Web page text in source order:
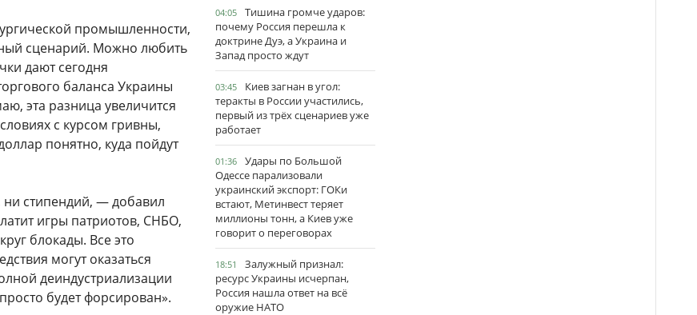
промышленности,
сценарий. Можно любить
дают сегодня
баланса Украины
эта разница увеличится
с курсом гривны,
понятно, куда пойдут
ни стипендий, — добавил
игры патриотов, СНБО,
блокады. Все это
могут оказаться
деиндустриализации
будет форсирован».
04:05
Тишина громче ударов:
почему Россия перешла к
доктрине Дуэ, а Украина и
Запад просто ждут
03:45
Киев загнан в угол:
теракты в России участились,
первый из трёх сценариев уже
работает
01:36
Удары по Большой
Одессе парализовали
украинский экспорт: ГОКи
встают, Метинвест теряет
миллионы тонн, а Киев уже
говорит о переговорах
18:51
Залужный признал:
ресурс Украины исчерпан,
Россия нашла ответ на всё
оружие НАТО